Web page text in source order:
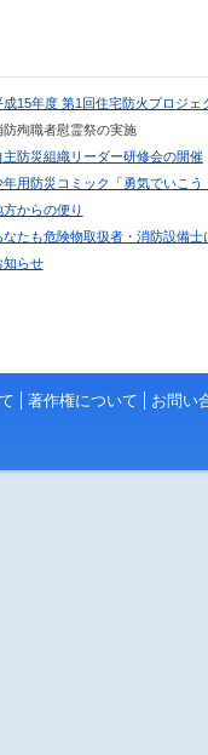
成15年度 第1回住宅防火プロジェ
防殉職者慰霊祭の実施
主防災組織リーダー研修会の開催
年用防災コミック「勇気でいこう
方からの便り
なたも危険物取扱者・消防設備士
知らせ
著作権について お問い